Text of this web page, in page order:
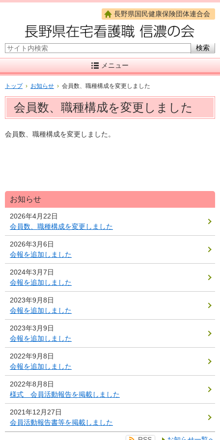
長野県国民健康保険団体連合会
サイト内検索
メニュー
トップ › お知らせ › 会員数、職種構成を変更しました
会員数、職種構成を変更しました
会員数、職種構成を変更しました。
お知らせ
2026年4月22日
会員数、職種構成を変更しました
2026年3月6日
会報を追加しました
2024年3月7日
会報を追加しました
2023年9月8日
会報を追加しました
2023年3月9日
会報を追加しました
2022年9月8日
会報を追加しました
2022年8月8日
様式 会員活動報告を掲載しました
2021年12月27日
会員活動報告書等を掲載しました